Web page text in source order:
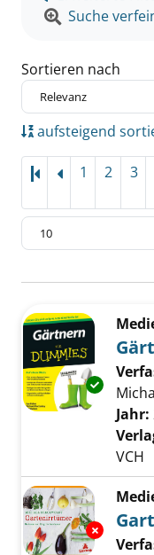
Suche
Sortieren nach
aufsteigend
1 2 3
Zu den Suchfiltern
Jahr:
VCH